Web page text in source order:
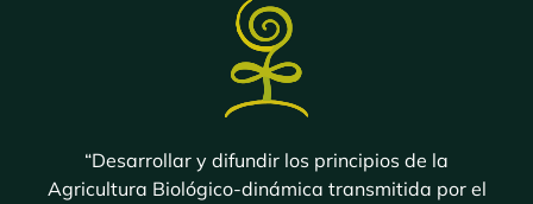
“Desarrollar y difundir los principios de la
Agricultura Biológico-dinámica transmitida por el